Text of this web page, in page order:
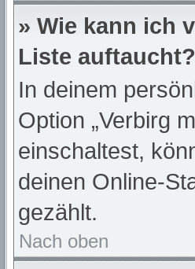
» Wie kann ich
Liste auftaucht?
In deinem
Option „Verbirg
einschaltest,
deinen Online-
gezählt.
Nach oben